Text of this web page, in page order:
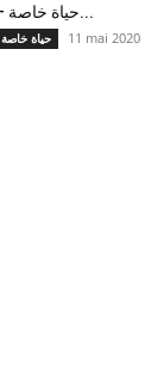
– حياة خاصة...
حياة خاصة 11 mai 2020